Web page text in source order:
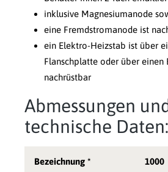
inklusive Magnesiumanode
eine Fremdstromanode ist
ein Elektro-Heizstab ist über
Flanschplatte oder über einen
nachrüstbar
Abmessungen
technische Daten:
Bezeichnung * 1000